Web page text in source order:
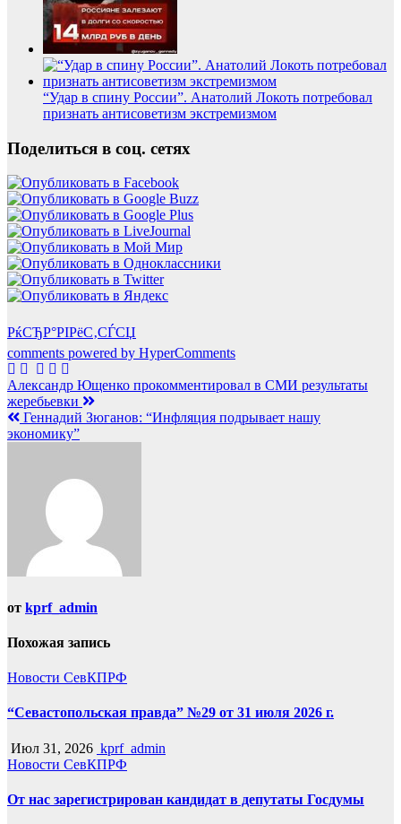
“Удар в спину России”. Анатолий Локоть потребовал
признать антисоветизм экстремизмом
Поделиться в соц. сетях
РќСЂР°РІРёС‚СЃСЏ
comments powered by HyperComments
Навигация
по
записям
Александр Ющенко прокомментировал в СМИ результаты
жеребьевки
Геннадий Зюганов: “Инфляция подрывает нашу
экономику”
от kprf_admin
Похожая запись
Новости СевКПРФ
“Севастопольская правда” №29 от 31 июля 2026 г.
Июл 31, 2026 kprf_admin
Новости СевКПРФ
От нас зарегистрирован кандидат в депутаты Госдумы